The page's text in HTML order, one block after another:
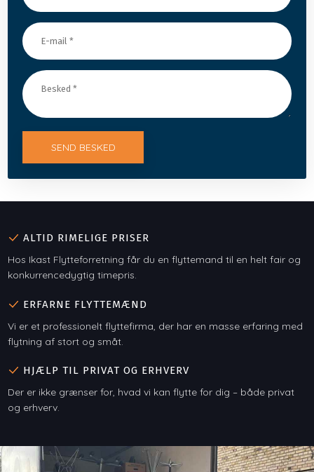
ALTID RIMELIGE PRISER
Hos Ikast Flytteforretning får du en flyttemand til en helt fair og
konkurrencedygtig timepris.
ERFARNE FLYTTEMÆND
Vi er et professionelt flyttefirma, der har en masse erfaring med
flytning af stort og småt.
HJÆLP TIL PRIVAT OG ERHVERV
Der er ikke grænser for, hvad vi kan flytte for dig – både privat
og erhverv.